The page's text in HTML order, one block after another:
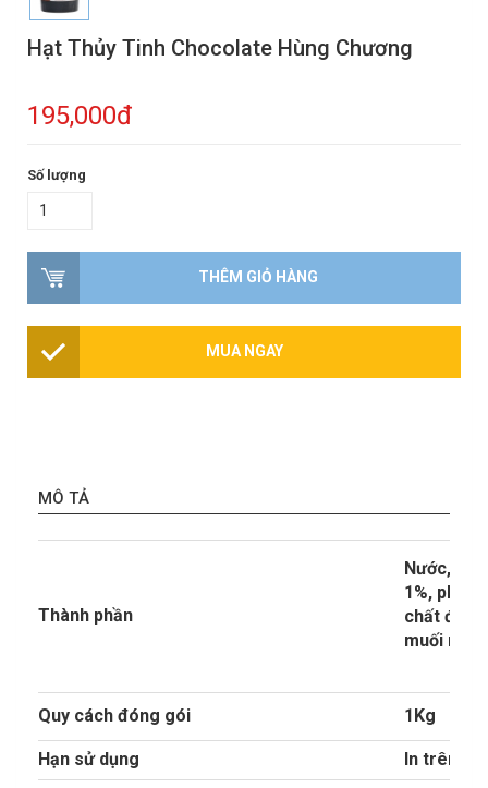
Hạt Thủy Tinh Chocolate Hùng Chương
195,000đ
Số lượng
THÊM GIỎ HÀNG
MUA NGAY
MÔ TẢ
Thành phần
Nước,
1%,
chất điều
muối nhũ
Quy cách đóng gói 1Kg
Hạn sử dụng
In trên